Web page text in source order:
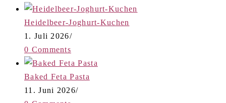
Heidelbeer-Joghurt-Kuchen
1. Juli 2026/
0 Comments
Baked Feta Pasta
11. Juni 2026/